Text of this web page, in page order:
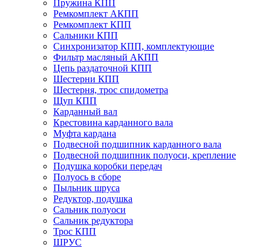
Пружина КПП
Ремкомплект АКПП
Ремкомплект КПП
Сальники КПП
Синхронизатор КПП, комплектующие
Фильтр масляный АКПП
Цепь раздаточной КПП
Шестерни КПП
Шестерня, трос спидометра
Щуп КПП
Карданный вал
Крестовина карданного вала
Муфта кардана
Подвесной подшипник карданного вала
Подвесной подшипник полуоси, крепление
Подушка коробки передач
Полуось в сборе
Пыльник шруса
Редуктор, подушка
Сальник полуоси
Сальник редуктора
Трос КПП
ШРУС